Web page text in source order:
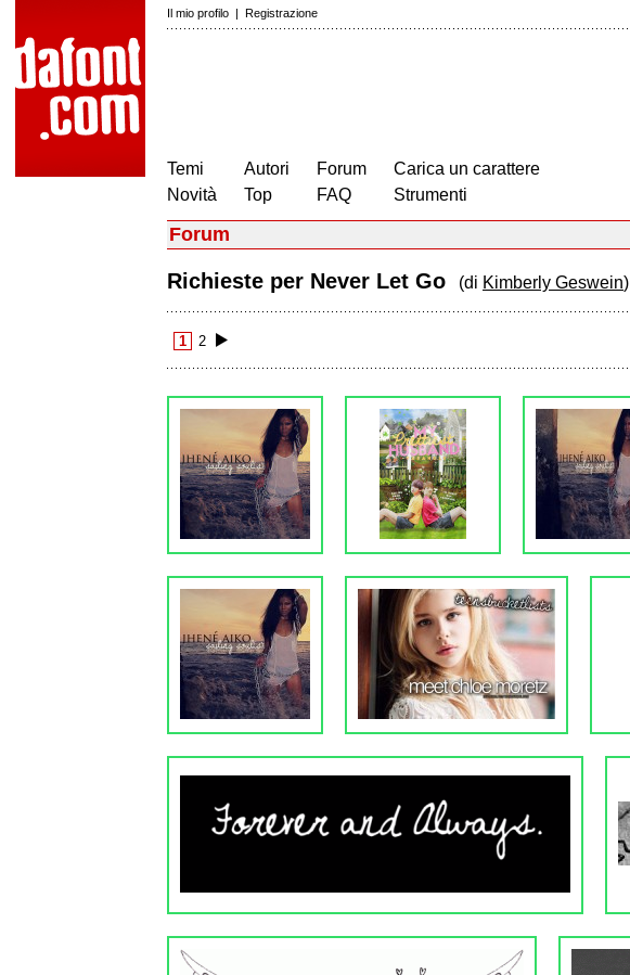
Il mio profilo | Registrazione
Temi
Novità
Autori
Top
Forum
FAQ
Carica un carattere
Strumenti
Forum
Richieste per Never Let Go (di Kimberly Geswein)
1 2